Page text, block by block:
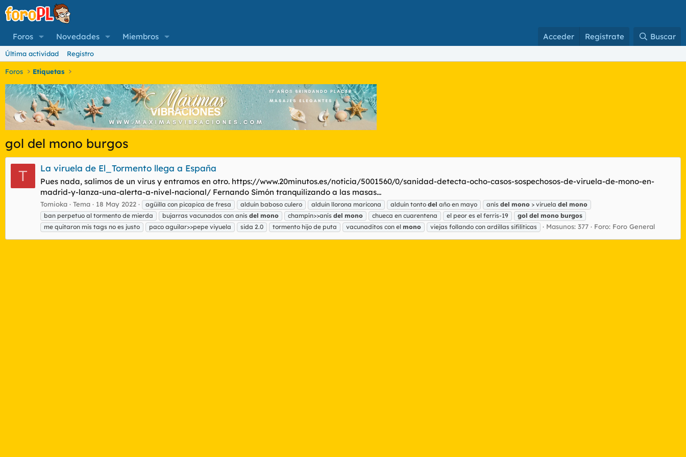
Foros Novedades Miembros Acceder Regístrate Buscar
Última actividad Registro
Foros Etiquetas
gol del mono burgos
T La viruela de El_Tormento llega a España
Pues nada, salimos de un virus y entramos en otro. https://www.20minutos.es/noticia/5001560/0/sanidad-detecta-ocho-casos-sospechosos-de-viruela-de-mono-en-
madrid-y-lanza-una-alerta-a-nivel-nacional/ Fernando Simón tranquilizando a las masas...
Tomioka Tema 18 May 2022 agüilla con picapica de fresa alduin baboso culero alduin llorona maricona alduin tonto del año en mayo anís del mono > viruela del mono
ban perpetuo al tormento de mierda
bujarras vacunados con anis del mono champín>>anís del mono chueca en cuarentena el peor es el ferris-19 gol del mono burgos
me quitaron mis tags no es justo
paco aguilar>>pepe viyuela sida 2.0 tormento hijo de puta vacunaditos con el mono viejas follando con ardillas sifilíticas Masunos: 377 Foro: Foro General